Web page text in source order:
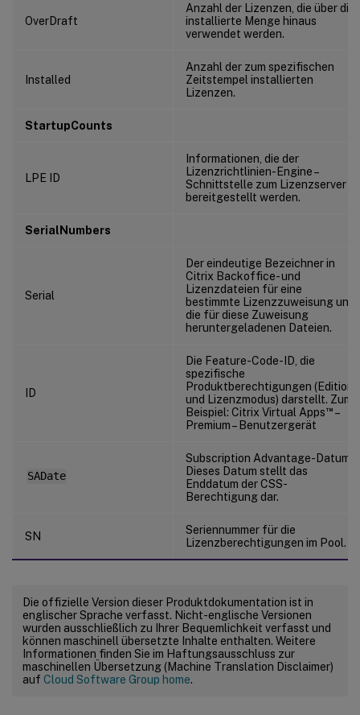
OverDraft
Anzahl der Lizenzen, die über die
installierte Menge hinaus
verwendet werden.
Installed
Anzahl der zum spezifischen
Zeitstempel installierten
Lizenzen.
StartupCounts
LPE ID
Informationen, die der
Lizenzrichtlinien-Engine –
Schnittstelle zum Lizenzserver –
bereitgestellt werden.
SerialNumbers
Serial
Der eindeutige Bezeichner in
Citrix Backoffice- und
Lizenzdateien für eine
bestimmte Lizenzzuweisung und
die für diese Zuweisung
heruntergeladenen Dateien.
ID
Die Feature-Code-ID, die
spezifische
Produktberechtigungen (Edition
und Lizenzmodus) darstellt. Zum
Beispiel: Citrix Virtual Apps™ –
Premium – Benutzergerät
SADate
Subscription Advantage-Datum.
Dieses Datum stellt das
Enddatum der CSS-
Berechtigung dar.
SN
Seriennummer für die
Lizenzberechtigungen im Pool.
Die offizielle Version dieser Produktdokumentation ist in
englischer Sprache verfasst. Nicht-englische Versionen
wurden ausschließlich zu Ihrer Bequemlichkeit verfasst und
können maschinell übersetzte Inhalte enthalten. Weitere
Informationen finden Sie im Haftungsausschluss zur
maschinellen Übersetzung (Machine Translation Disclaimer)
auf Cloud Software Group home.